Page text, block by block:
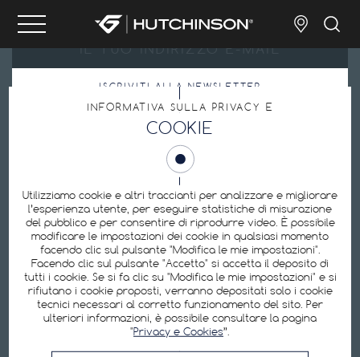
ISCRIVITI ALLA NEWSLETTER
Inviando il mio indirizzo e-mail, accetto l’
Preferenze sui cookie
Hutchinson è uno dei produttori leader mondiali di pneumatici per biciclette:
pneumatici tubeless, pneumatici per e-bike, pneumatici da strada, pneumatici
da MTB, camere d’aria, attrezzature di riparazione, kit di protezione contro le
forature.
SEGUITECI
INFORMATIVA SULLA PRIVACY E
COOKIE
Utilizziamo cookie e altri traccianti per analizzare e migliorare
l’esperienza utente, per eseguire statistiche di misurazione
del pubblico e per consentire di riprodurre video. È possibile
modificare le impostazioni dei cookie in qualsiasi momento
facendo clic sul pulsante "Modifica le mie impostazioni".
Facendo clic sul pulsante "Accetto" si accetta il deposito di
tutti i cookie. Se si fa clic su "Modifica le mie impostazioni" e si
rifiutano i cookie proposti, verranno depositati solo i cookie
tecnici necessari al corretto funzionamento del sito. Per
ulteriori informazioni, è possibile consultare la pagina
"Privacy e Cookies”.